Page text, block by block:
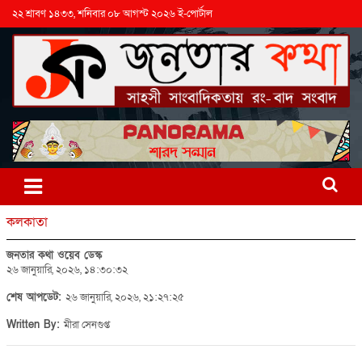
২২ শ্রাবণ ১৪৩৩, শনিবার ০৮ আগস্ট ২০২৬ ই-পোর্টাল
কলকাতা
জনতার কথা ওয়েব ডেস্ক
২৬ জানুয়ারি, ২০২৬, ১৪:৩০:৩২
শেষ আপডেট: ২৬ জানুয়ারি, ২০২৬, ২১:২৭:২৫
Written By:মীরা সেনগুপ্ত